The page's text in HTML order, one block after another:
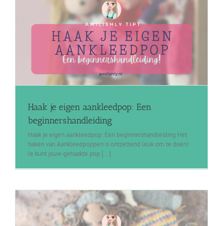
Haak je eigen aankleedpop: Een
beginnershandleiding
Haak je eigen aankleedpop: Een beginnershandleiding Het
haken van Aankleedpoppen is ontzettend leuk om te doen!
Je kunt jouw gehaakte pop [...]